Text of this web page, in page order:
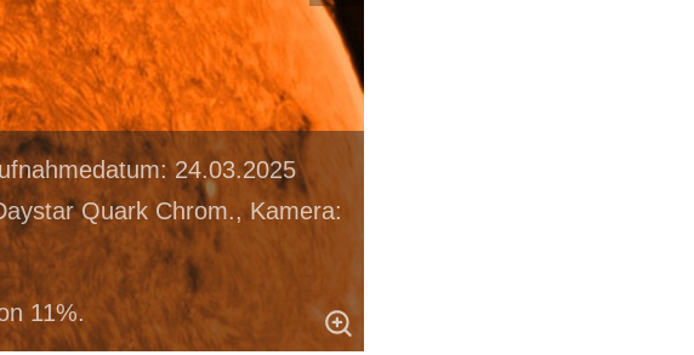
24.03.2025
Quark Chrom., Kamera:
11%.